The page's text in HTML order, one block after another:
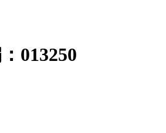
013250